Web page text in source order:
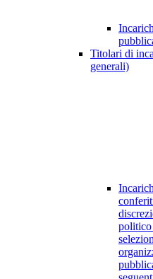
Titolari di
generali)
politico